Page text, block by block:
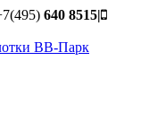
640 8515|